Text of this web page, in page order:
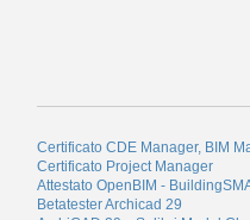
Certificato CDE Manager, BIM
Certificato Project Manager
Attestato OpenBIM -
Betatester Archicad 29